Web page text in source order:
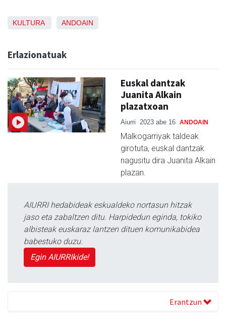
KULTURA ANDOAIN
Erlazionatuak
Euskal dantzak
Juanita Alkain
plazatxoan
Aiurri 2023 abe 16 ANDOAIN
Malkogarriyak taldeak
girotuta, euskal dantzak
nagusitu dira Juanita Alkain
plazan.
AIURRI hedabideak eskualdeko nortasun hitzak
jaso eta zabaltzen ditu. Harpidedun eginda, tokiko
albisteak euskaraz lantzen dituen komunikabidea
babestuko duzu.
Egin AIURRIkide!
Erantzun